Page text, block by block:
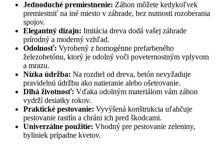
Jednoduché premiestnenie: Záhon môžete kedykoľvek
premiestniť na iné miesto v záhrade, bez nutnosti rozoberania
spojov.
Elegantný dizajn: Imitácia dreva dodá vašej záhrade
prírodný a moderný vzhľad.
Odolnosť: Vyrobený z homogénne prefarbeného
železobetónu, ktorý je odolný voči poveternostným vplyvom
a mrazu.
Nízka údržba: Na rozdiel od dreva, betón nevyžaduje
pravidelnú údržbu ako natieranie alebo ošetrovanie.
Dlhá životnosť: Vďaka odolným materiálom vám záhon
vydrží desiatky rokov.
Praktické pestovanie: Vyvýšená konštrukcia uľahčuje
pestovanie rastlín a chráni ich pred škodcami.
Univerzálne použitie: Vhodný pre pestovanie zeleniny,
byliniek prípadne kvetov.